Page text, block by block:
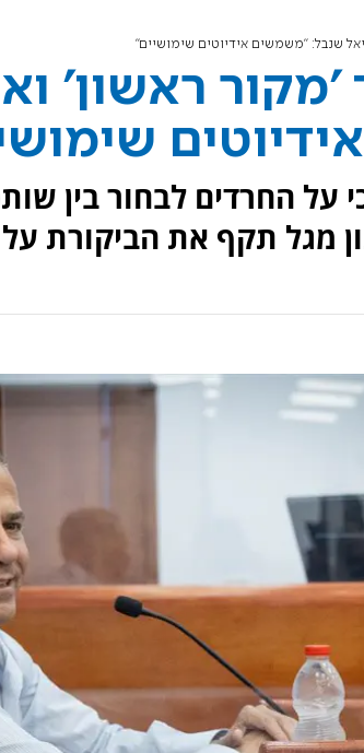
שנבל: "משמשים אידיוטים שימושיים"
'מקור ראשון'
על החרדים לבחור בין
מגל תקף את הביקורת